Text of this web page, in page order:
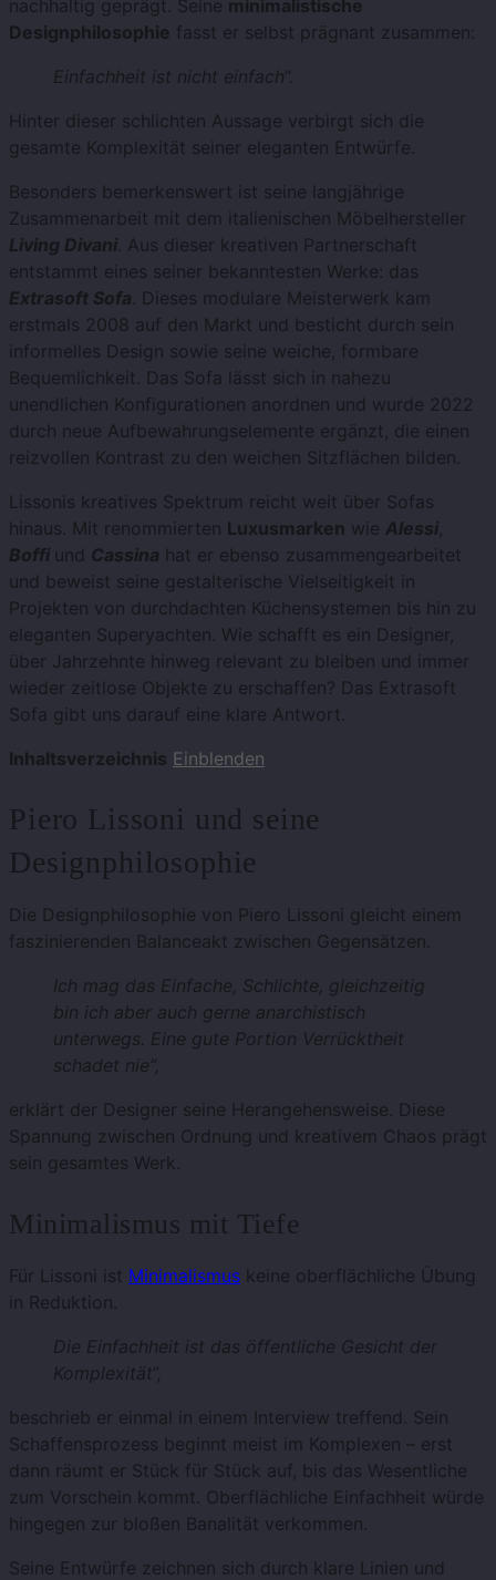
nachhaltig geprägt. Seine minimalistische
Designphilosophie fasst er selbst prägnant zusammen:
Einfachheit ist nicht einfach“.
Hinter dieser schlichten Aussage verbirgt sich die
gesamte Komplexität seiner eleganten Entwürfe.
Besonders bemerkenswert ist seine langjährige
Zusammenarbeit mit dem italienischen Möbelhersteller
Living Divani. Aus dieser kreativen Partnerschaft
entstammt eines seiner bekanntesten Werke: das
Extrasoft Sofa. Dieses modulare Meisterwerk kam
erstmals 2008 auf den Markt und besticht durch sein
informelles Design sowie seine weiche, formbare
Bequemlichkeit. Das Sofa lässt sich in nahezu
unendlichen Konfigurationen anordnen und wurde 2022
durch neue Aufbewahrungselemente ergänzt, die einen
reizvollen Kontrast zu den weichen Sitzflächen bilden.
Lissonis kreatives Spektrum reicht weit über Sofas
hinaus. Mit renommierten Luxusmarken wie Alessi
Boffi und Cassina hat er ebenso zusammengearbeitet
und beweist seine gestalterische Vielseitigkeit in
Projekten von durchdachten Küchensystemen bis hin zu
eleganten Superyachten. Wie schafft es ein Designer,
über Jahrzehnte hinweg relevant zu bleiben und immer
wieder zeitlose Objekte zu erschaffen? Das Extrasoft
Sofa gibt uns darauf eine klare Antwort.
Inhaltsverzeichnis Einblenden
Piero Lissoni und seine
Designphilosophie
Die Designphilosophie von Piero Lissoni gleicht einem
faszinierenden Balanceakt zwischen Gegensätzen.
Ich mag das Einfache, Schlichte, gleichzeitig
bin ich aber auch gerne anarchistisch
unterwegs. Eine gute Portion Verrücktheit
schadet nie“,
erklärt der Designer seine Herangehensweise. Diese
Spannung zwischen Ordnung und kreativem Chaos prägt
sein gesamtes Werk.
Minimalismus mit Tiefe
Für Lissoni ist Minimalismus keine oberflächliche Übung
in Reduktion.
Die Einfachheit ist das öffentliche Gesicht der
Komplexität“,
beschrieb er einmal in einem Interview treffend. Sein
Schaffensprozess beginnt meist im Komplexen – erst
dann räumt er Stück für Stück auf, bis das Wesentliche
zum Vorschein kommt. Oberflächliche Einfachheit würde
hingegen zur bloßen Banalität verkommen.
Seine Entwürfe zeichnen sich durch klare Linien und